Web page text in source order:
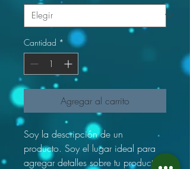
Cantidad *
Agregar al carrito
Soy la descripción de un
producto. Soy el lugar ideal para
agregar detalles sobre tu producto,